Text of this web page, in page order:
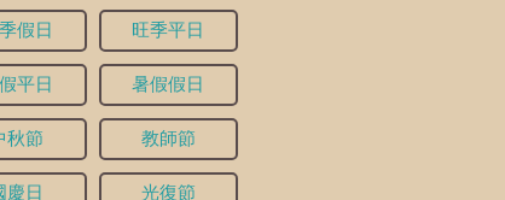
2026/01/07 14:55:48
假日 旺季平日
平日 暑假假日
秋節 教師節
慶日 光復節